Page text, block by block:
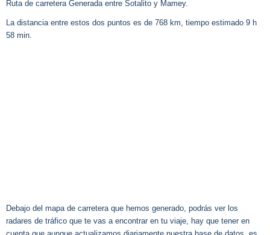
Ruta de carretera Generada entre Sotalito y Mamey.
La distancia entre estos dos puntos es de 768 km, tiempo estimado 9 h
58 min.
Debajo del mapa de carretera que hemos generado, podrás ver los
radares de tráfico que te vas a encontrar en tu viaje, hay que tener en